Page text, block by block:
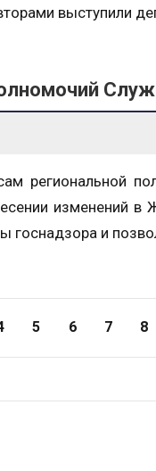
выступили
региональной
изменений
госнадзора и
5 6 7 8